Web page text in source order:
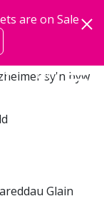
are on Sale
mwy
sy'n byw
Glain